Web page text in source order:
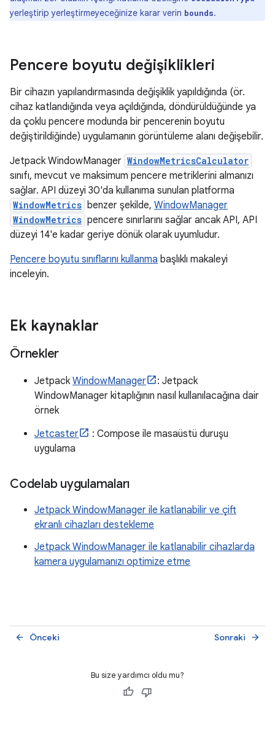
yerleştirip yerleştirmeyeceğinize karar verin bounds.
Pencere boyutu değişiklikleri
Bir cihazın yapılandırmasında değişiklik yapıldığında (ör.
cihaz katlandığında veya açıldığında, döndürüldüğünde ya
da çoklu pencere modunda bir pencerenin boyutu
değiştirildiğinde) uygulamanın görüntüleme alanı değişebilir.
Jetpack WindowManager WindowMetricsCalculator
sınıfı, mevcut ve maksimum pencere metriklerini almanızı
sağlar. API düzeyi 30'da kullanıma sunulan platforma
WindowMetrics benzer şekilde, WindowManager
WindowMetrics pencere sınırlarını sağlar ancak API, API
düzeyi 14'e kadar geriye dönük olarak uyumludur.
Pencere boyutu sınıflarını kullanma başlıklı makaleyi
inceleyin.
Ek kaynaklar
Örnekler
Jetpack WindowManager
: Jetpack
WindowManager kitaplığının nasıl kullanılacağına dair
örnek
Jetcaster
: Compose ile masaüstü duruşu
uygulama
Codelab uygulamaları
Jetpack WindowManager ile katlanabilir ve çift
ekranlı cihazları destekleme
Jetpack WindowManager ile katlanabilir cihazlarda
kamera uygulamanızı optimize etme
Önceki
arrow_back Sonraki arrow_forward
Bu size yardımcı oldu mu?